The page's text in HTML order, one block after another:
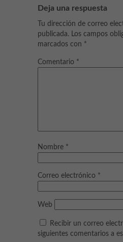
Deja una respuesta
Tu dirección de correo
publicada. Los campos
marcados con *
Comentario *
Nombre *
Correo electrónico *
Web
Recibir un correo
siguientes comentarios a